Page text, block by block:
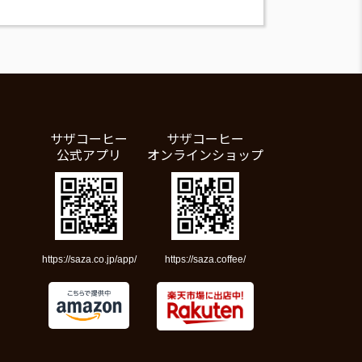
サザコーヒー
公式アプリ
https://saza.co.jp/app/
サザコーヒー
オンラインショップ
https://saza.coffee/